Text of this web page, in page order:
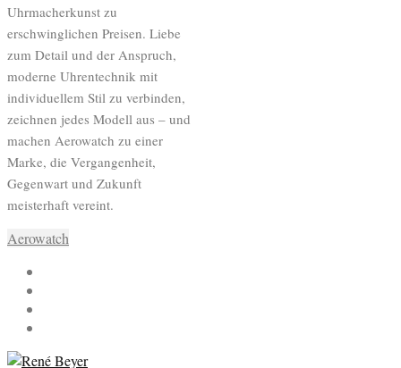
Uhrmacherkunst zu
erschwinglichen Preisen. Liebe
zum Detail und der Anspruch,
moderne Uhrentechnik mit
individuellem Stil zu verbinden,
zeichnen jedes Modell aus – und
machen Aerowatch zu einer
Marke, die Vergangenheit,
Gegenwart und Zukunft
meisterhaft vereint.
Aerowatch